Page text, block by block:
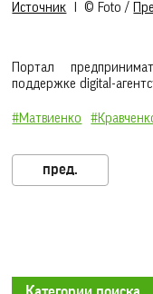
Источник I © Foto /
Портал
поддержке digital-
#Матвиенко